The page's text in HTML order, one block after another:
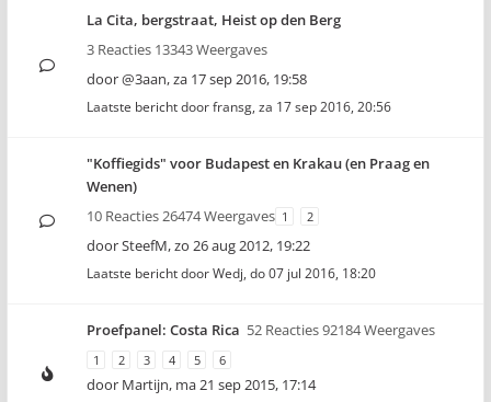
La Cita, bergstraat, Heist op den Berg
3 Reacties 13343 Weergaves
door@3aan,za 17 sep 2016, 19:58
Laatste bericht doorfransg, za 17 sep 2016, 20:56
"Koffiegids" voor Budapest en Krakau (en Praag en
Wenen)
10 Reacties 26474 Weergaves 1 2
doorSteefM,zo 26 aug 2012, 19:22
Laatste bericht doorWedj, do 07 jul 2016, 18:20
Proefpanel: Costa Rica 52 Reacties 92184 Weergaves
1 2 3 4 5 6
door Martijn, ma 21 sep 2015, 17:14